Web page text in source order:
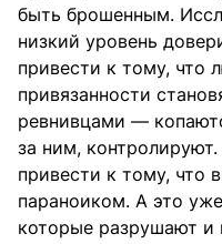
быть брошенным.
низкий уровень
привести к тому, что
привязанности
ревнивцами —
за ним,
привести к тому, что
параноиком. А это
которые разрушают и